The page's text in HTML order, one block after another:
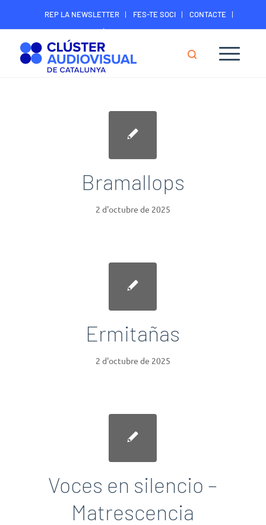
REP LA NEWSLETTER FES-TE SOCI
CONTACTE
ÀREA DIGITAL SOCIS
Bramallops
2 d'octubre de 2025
Ermitañas
2 d'octubre de 2025
Voces en silencio –
Matrescencia